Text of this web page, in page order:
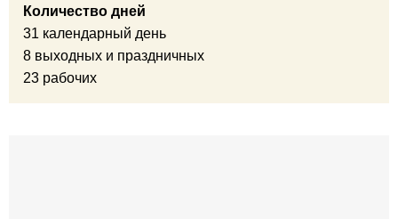
Количество дней
31 календарный день
8 выходных и праздничных
23 рабочих